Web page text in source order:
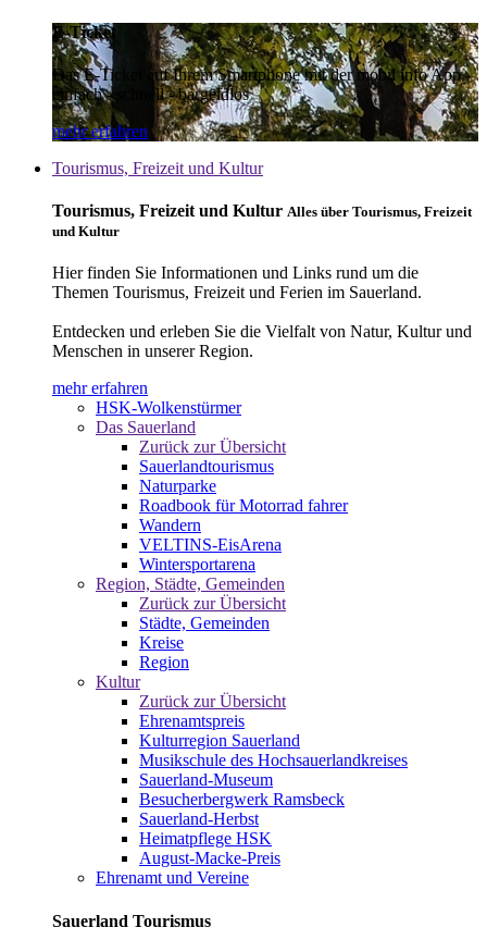
E-Ticket
Das E-Ticket auf Ihrem Smartphone mit der mobil info App -
einfach - schnell - bargeldlos
mehr erfahren
Tourismus, Freizeit und Kultur
Tourismus, Freizeit und Kultur Alles über Tourismus, Freizeit
und Kultur
Hier finden Sie Informationen und Links rund um die
Themen Tourismus, Freizeit und Ferien im Sauerland.
Entdecken und erleben Sie die Vielfalt von Natur, Kultur und
Menschen in unserer Region.
mehr erfahren
HSK-Wolkenstürmer
Das Sauerland
Zurück zur Übersicht
Sauerlandtourismus
Naturparke
Roadbook für Motorrad fahrer
Wandern
VELTINS-EisArena
Wintersportarena
Region, Städte, Gemeinden
Zurück zur Übersicht
Städte, Gemeinden
Kreise
Region
Kultur
Zurück zur Übersicht
Ehrenamtspreis
Kulturregion Sauerland
Musikschule des Hochsauerlandkreises
Sauerland-Museum
Besucherbergwerk Ramsbeck
Sauerland-Herbst
Heimatpflege HSK
August-Macke-Preis
Ehrenamt und Vereine
Sauerland Tourismus